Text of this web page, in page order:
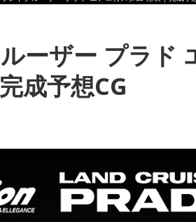
ーザー プラド
成予想CG